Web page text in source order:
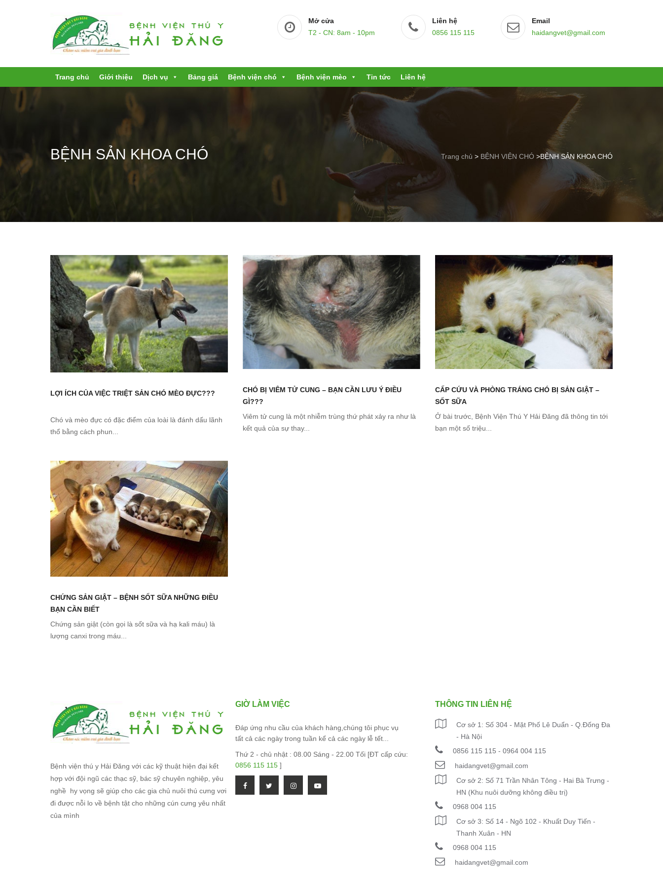
Mở cửa
T2 - CN: 8am - 10pm
Liên hệ
0856 115 115
Email
haidangvet@gmail.com
Trang chủ Giới thiệu Dịch vụ Bảng giá Bệnh viện chó Bệnh viện mèo Tin tức Liên hệ
BỆNH SẢN KHOA CHÓ Trang chủ > BỆNH VIỆN CHÓ >BỆNH SẢN KHOA CHÓ
LỢI ÍCH CỦA VIỆC TRIỆT SẢN CHÓ MÈO ĐỰC???
Chó và mèo đực có đặc điểm của loài là đánh dấu lãnh
thổ bằng cách phun...
CHÓ BỊ VIÊM TỬ CUNG – BẠN CẦN LƯU Ý ĐIỀU
GÌ???
Viêm tử cung là một nhiễm trùng thứ phát xảy ra như là
kết quả của sự thay...
CẤP CỨU VÀ PHÒNG TRÁNG CHÓ BỊ SẢN GIẬT –
SỐT SỮA
Ở bài trước, Bệnh Viện Thú Y Hải Đăng đã thông tin tới
bạn một số triệu...
CHỨNG SẢN GIẬT – BỆNH SỐT SỮA NHỮNG ĐIỀU
BẠN CẦN BIẾT
Chứng sản giật (còn gọi là sốt sữa và hạ kali máu) là
lượng canxi trong máu...
Bệnh viện thú y Hải Đăng với các kỹ thuật hiện đại kết
hợp với đội ngũ các thạc sỹ, bác sỹ chuyên nghiệp, yêu
nghề hy vọng sẽ giúp cho các gia chủ nuôi thú cưng vơi
đi được nỗi lo về bệnh tật cho những cún cưng yêu nhất
của mình
GIỜ LÀM VIỆC
Đáp ứng nhu cầu của khách hàng,chúng tôi phục vụ
tất cả các ngày trong tuần kể cả các ngày lễ tết...
Thứ 2 - chủ nhật : 08.00 Sáng - 22.00 Tối [ĐT cấp cứu:
0856 115 115 ]
THÔNG TIN LIÊN HỆ
Cơ sở 1: Số 304 - Mặt Phố Lê Duẩn - Q.Đống Đa
- Hà Nội
0856 115 115 - 0964 004 115
haidangvet@gmail.com
Cơ sở 2: Số 71 Trần Nhân Tông - Hai Bà Trưng -
HN (Khu nuôi dưỡng không điều trị)
0968 004 115
Cơ sở 3: Số 14 - Ngõ 102 - Khuất Duy Tiến -
Thanh Xuân - HN
0968 004 115
haidangvet@gmail.com